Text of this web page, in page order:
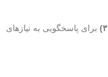
برای پاسخگویی به نیازهای